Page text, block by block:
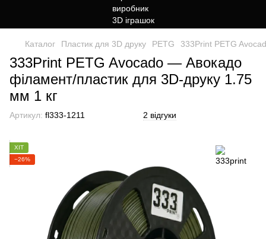
Каталог Пластик для 3D друку PETG 333Print PETG
333Print PETG Avocado — Авокадо
філамент/пластик для 3D-друку 1.75
мм 1 кг
Артикул: fl333-1211 2 відгуки
ХІТ
−26%